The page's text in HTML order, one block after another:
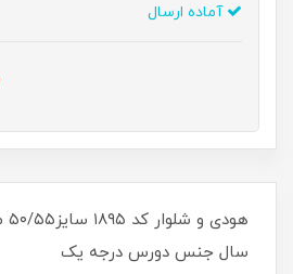
آماده ارسال
سال جنس دورس درجه یک